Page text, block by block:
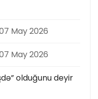
May 2026
May 2026
olduğunu deyir